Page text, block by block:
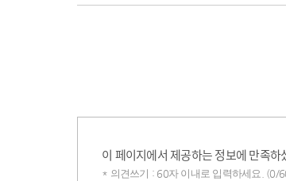
이 페이지에서 제공하는 정보에 만족하
* 의견쓰기 : 60자 이내로 입력하세요. (0/